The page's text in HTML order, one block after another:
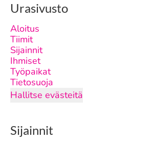
Urasivusto
Aloitus
Tiimit
Sijainnit
Ihmiset
Työpaikat
Tietosuoja
Hallitse evästeitä
Sijainnit